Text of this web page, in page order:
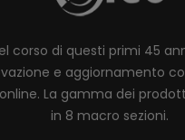
corso di questi primi 45
e aggiornamento
La gamma dei
in 8 macro sezioni.